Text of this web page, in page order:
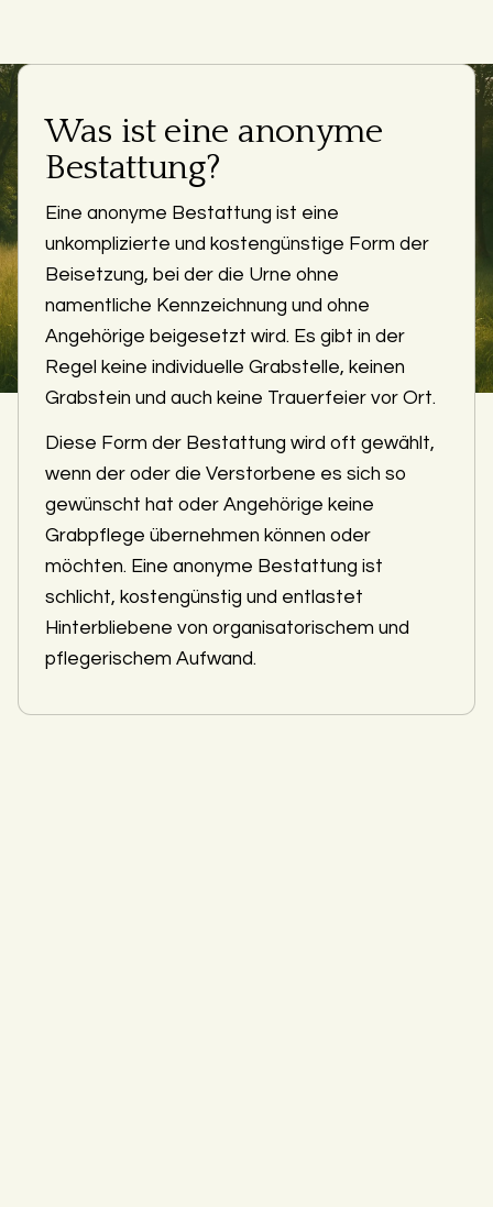
Was ist eine anonyme
Bestattung?
Eine anonyme Bestattung ist eine
unkomplizierte und kostengünstige Form der
Beisetzung, bei der die Urne ohne
namentliche Kennzeichnung und ohne
Angehörige beigesetzt wird. Es gibt in der
Regel keine individuelle Grabstelle, keinen
Grabstein und auch keine Trauerfeier vor Ort.
Diese Form der Bestattung wird oft gewählt,
wenn der oder die Verstorbene es sich so
gewünscht hat oder Angehörige keine
Grabpflege übernehmen können oder
möchten. Eine anonyme Bestattung ist
schlicht, kostengünstig und entlastet
Hinterbliebene von organisatorischem und
pflegerischem Aufwand.